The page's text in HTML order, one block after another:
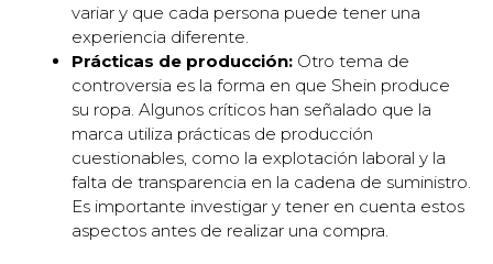
variar y que cada persona puede tener una
experiencia diferente.
Prácticas de producción: Otro tema de
controversia es la forma en que Shein produce
su ropa. Algunos críticos han señalado que la
marca utiliza prácticas de producción
cuestionables, como la explotación laboral y la
falta de transparencia en la cadena de suministro.
Es importante investigar y tener en cuenta estos
aspectos antes de realizar una compra.